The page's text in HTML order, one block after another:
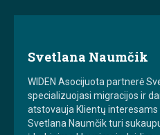
Svetlana Naumčik
WIDEN Asocijuota partnerė
specializuojasi migracijos ir
atstovauja Klientų interesams
Svetlana Naumčik turi